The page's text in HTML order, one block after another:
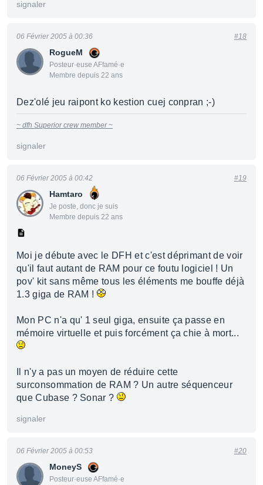
signaler
RogueM
Posteur·euse AFfamé·e
Membre depuis 22 ans
06 Février 2005 à 00:36 #18
Dez'olé jeu raipont ko kestion cuej conpran ;-)
~ dfh Superior crew member ~
signaler
Hamtaro
Je poste, donc je suis
Membre depuis 22 ans
06 Février 2005 à 00:42 #19
Moi je débute avec le DFH et c'est déprimant de voir
qu'il faut autant de RAM pour ce foutu logiciel ! Un
pov' kit sans même tous les éléments me bouffe déjà
1.3 giga de RAM !
Mon PC n'a qu' 1 seul giga, ensuite ça passe en
mémoire virtuelle et puis forcément ça chie à mort...
Il n'y a pas un moyen de réduire cette
surconsommation de RAM ? Un autre séquenceur
que Cubase ? Sonar ?
signaler
MoneyS
Posteur·euse AFfamé·e
06 Février 2005 à 00:53 #20